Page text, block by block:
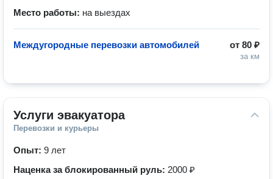
Место работы: на выездах
от 80 ₽
за км
Междугородные перевозки автомобилей
Услуги эвакуатора
Перевозки и курьеры
Опыт: 9 лет
Наценка за блокированный руль: 2000 ₽